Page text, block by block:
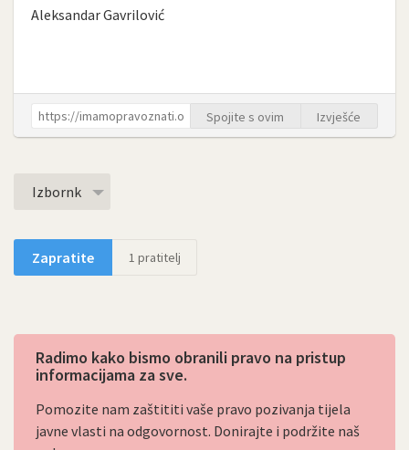
Aleksandar Gavrilović
Spojite s ovim Izvješće
Izbornk
Zapratite 1 pratitelj
Radimo kako bismo obranili pravo na pristup
informacijama za sve.
Pomozite nam zaštititi vaše pravo pozivanja tijela
javne vlasti na odgovornost. Donirajte i podržite naš